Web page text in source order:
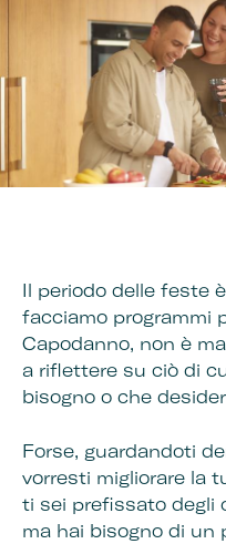
Il periodo delle feste
facciamo programmi
Capodanno, non è
a riflettere su ciò di
bisogno o che
Forse, guardandoti
vorresti migliorare la
ti sei prefissato degli
ma hai bisogno di un